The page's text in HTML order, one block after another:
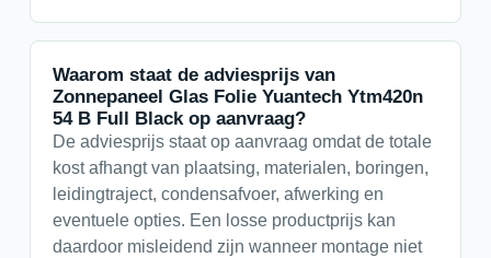
Waarom staat de adviesprijs van
Zonnepaneel Glas Folie Yuantech Ytm420n
54 B Full Black op aanvraag?
De adviesprijs staat op aanvraag omdat de totale
kost afhangt van plaatsing, materialen, boringen,
leidingtraject, condensafvoer, afwerking en
eventuele opties. Een losse productprijs kan
daardoor misleidend zijn wanneer montage niet